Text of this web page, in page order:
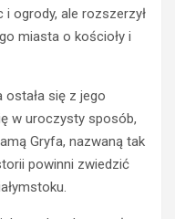
i ogrody, ale rozszerzył
miasta o kościoły i
ostała się z jego
w uroczysty sposób,
Gryfa, nazwaną tak
powinni zwiedzić